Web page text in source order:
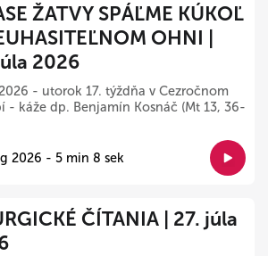
ŽATVY SPÁĽME KÚKOĽ
OHNI |
2026
- utorok 17. týždňa v Cezročnom
- káže dp. Benjamín Kosnáč (Mt 13, 36-
2026 - 5 min 8 sek
ČÍTANIA | 27. júla